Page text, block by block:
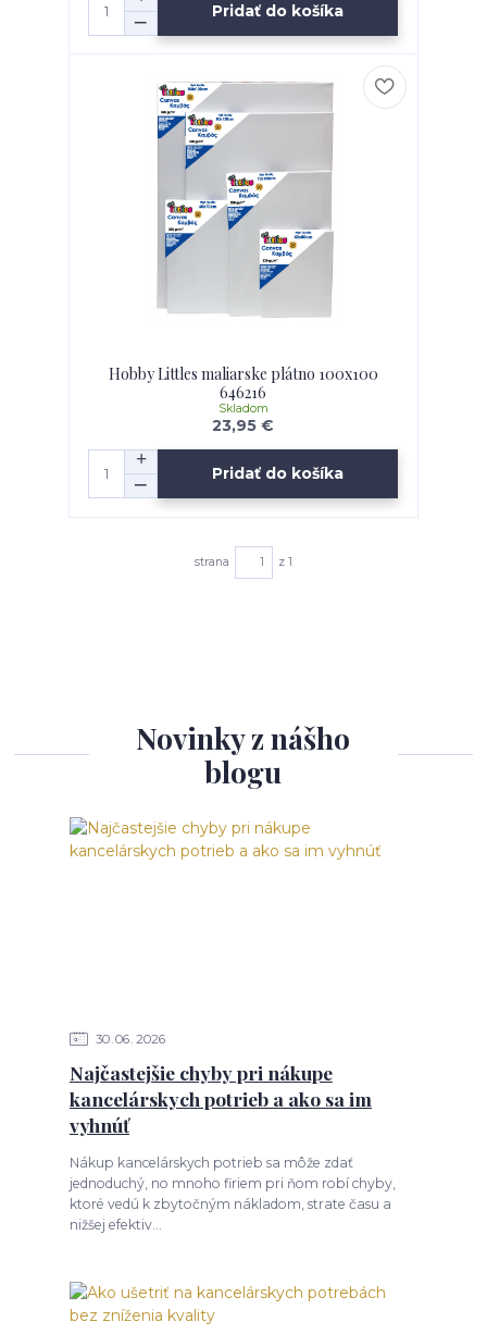
Pridať do košíka
Hobby Littles maliarske plátno 100x100
646216
23,95 €
Skladom
Pridať do košíka
strana z 1
Novinky z nášho
blogu
30 06 2026
Najčastejšie chyby pri nákupe
kancelárskych potrieb a ako sa im
vyhnúť
Nákup kancelárskych potrieb sa môže zdať
jednoduchý, no mnoho firiem pri ňom robí chyby,
ktoré vedú k zbytočným nákladom, strate času a
nižšej efektiv...